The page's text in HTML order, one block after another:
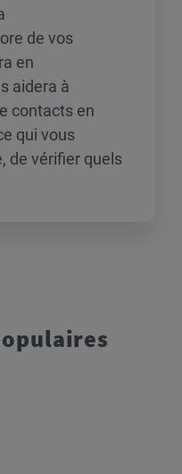
de vos
en
aidera à
contacts en
qui vous
de vérifier quels